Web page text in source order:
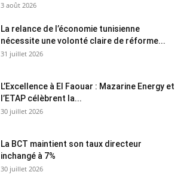
3 août 2026
La relance de l’économie tunisienne
nécessite une volonté claire de réforme...
31 juillet 2026
L’Excellence à El Faouar : Mazarine Energy et
l’ETAP célèbrent la...
30 juillet 2026
La BCT maintient son taux directeur
inchangé à 7%
30 juillet 2026